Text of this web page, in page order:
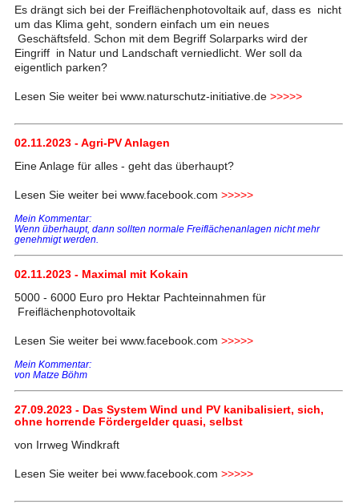
Es drängt sich bei der Freiflächenphotovoltaik auf, dass es nicht
um das Klima geht, sondern einfach um ein neues
Geschäftsfeld. Schon mit dem Begriff Solarparks wird der
Eingriff in Natur und Landschaft verniedlicht. Wer soll da
eigentlich parken?
Lesen Sie weiter bei www.naturschutz-initiative.de >>>>>
02.11.2023 - Agri-PV Anlagen
Eine Anlage für alles - geht das überhaupt?
Lesen Sie weiter bei www.facebook.com >>>>>
Mein Kommentar:
Wenn überhaupt, dann sollten normale Freiflächenanlagen nicht mehr
genehmigt werden.
02.11.2023 - Maximal mit Kokain
5000 - 6000 Euro pro Hektar Pachteinnahmen für
Freiflächenphotovoltaik
Lesen Sie weiter bei www.facebook.com >>>>>
Mein Kommentar:
von Matze Böhm
27.09.2023 - Das System Wind und PV kanibalisiert, sich,
ohne horrende Fördergelder quasi, selbst
von Irrweg Windkraft
Lesen Sie weiter bei www.facebook.com >>>>>